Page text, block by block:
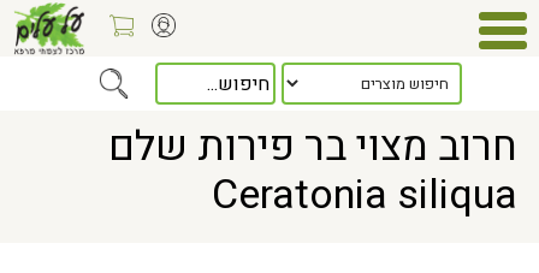
> חרוב מצוי בר פירות שלם Ceratonia siliqua
חרוב מצוי בר פירות שלם
Ceratonia siliqua